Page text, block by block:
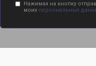
Нажимая на кнопку
моих персональных